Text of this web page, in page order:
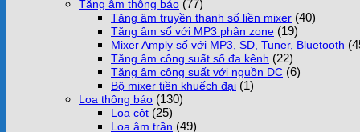
Tăng âm thông báo (77)
Tăng âm truyền thanh số liền mixer (40)
Tăng âm số với MP3 phân zone (19)
Mixer Amply số với MP3, SD, Tuner, Bluetooth
Tăng âm công suất số đa kênh (22)
Tăng âm công suất với nguồn DC (6)
Bộ mixer tiền khuếch đại (1)
Loa thông báo (130)
Loa cột (25)
Loa âm trần (49)